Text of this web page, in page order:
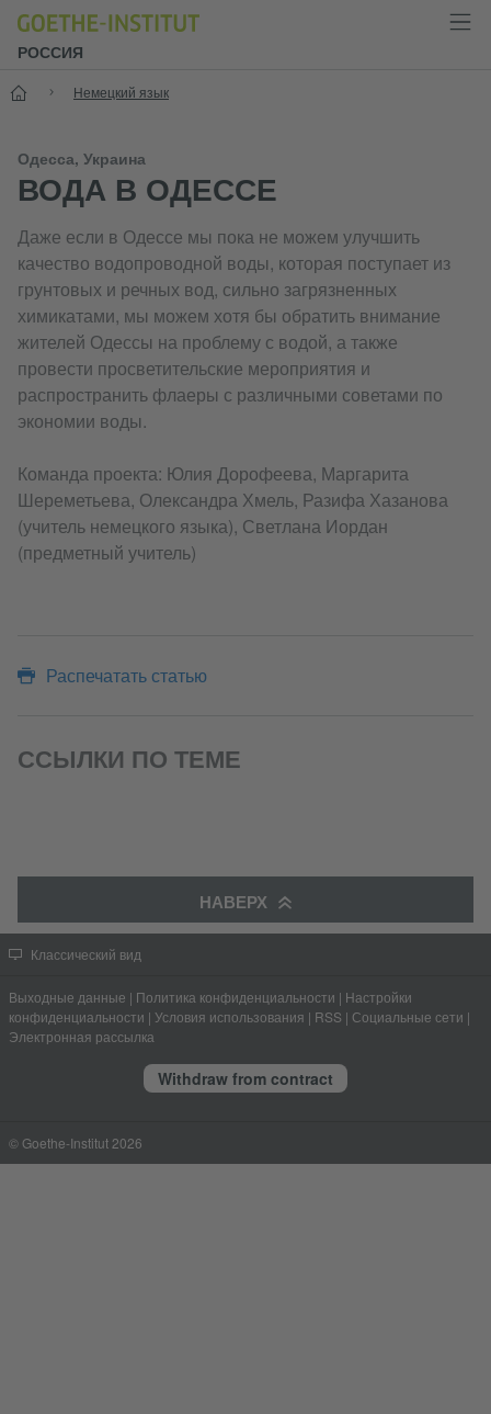
РОССИЯ
Старт
Немецкий язык
Одесса, Украина
ВОДА В ОДЕССЕ
Даже если в Одессе мы пока не можем улучшить
качество водопроводной воды, которая поступает из
грунтовых и речных вод, сильно загрязненных
химикатами, мы можем хотя бы обратить внимание
жителей Одессы на проблему с водой, а также
провести просветительские мероприятия и
распространить флаеры с различными советами по
экономии воды.
Команда проекта: Юлия Дорофеева, Маргарита
Шереметьева, Олександра Хмель, Разифа Хазанова
(учитель немецкого языка), Светлана Иордан
(предметный учитель)
Распечатать статью
ССЫЛКИ ПО ТЕМЕ
НАВЕРХ
Классический вид
Выходные данные | Политика конфиденциальности | Настройки
конфиденциальности | Условия использования | RSS | Социальные сети |
Электронная рассылка
Withdraw from contract
© Goethe-Institut 2026